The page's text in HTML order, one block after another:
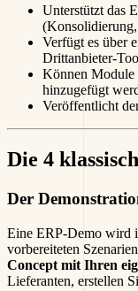
Unterstützt das
Verfügt es über
Drittanbieter-
Können Module
hinzugefügt
Veröffentlicht
Die 4
Der
Eine ERP-Demo wird
vorbereiteten
Concept mit Ihren
Lieferanten, erstellen